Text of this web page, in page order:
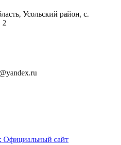
Усольский район, с.
2
сайт